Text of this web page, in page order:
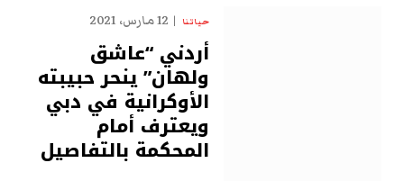
حياتنا 12 مارس، 2021
أردني “عاشق
ولهان” ينحر حبيبته
الأوكرانية في دبي
ويعترف أمام
المحكمة بالتفاصيل